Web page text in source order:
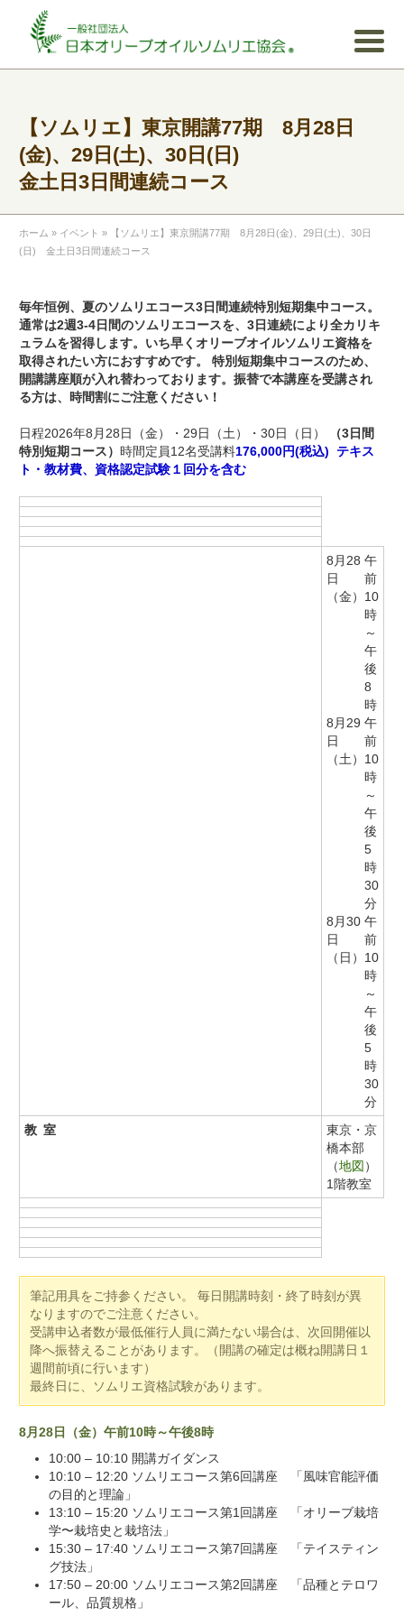
【ソムリエ】東京開講77期 8月28日
(金)、29日(土)、30日(日)
金土日3日間連続コース
ホーム » イベント »
【ソムリエ】東京開講77期 8月28日(金)、29日(土)、30日
(日) 金土日3日間連続コース
毎年恒例、夏のソムリエコース3日間連続特別短期集中コース。
通常は2週3-4日間のソムリエコースを、3日連続により全カリキ
ュラムを習得します。いち早くオリーブオイルソムリエ資格を
取得されたい方におすすめです。
特別短期集中コースのため、
開講講座順が入れ替わっております。振替で本講座を受講され
る方は、時間割にご注意ください ！
日程2026年8月28日（金）・29日（土）・30日（日）
（3日間
特別短期コース）時間定員12名受講料176,000円(税込) テキス
ト・教材費、資格認定試験１回分を含む
8月28
日
（金）
午
前
10
時
～
午
後
8
時
8月29
日
（土）
午
前
10
時
～
午
後
5
時
30
分
8月30
日
（日）
午
前
10
時
～
午
後
5
時
30
分
教室
東京・京
橋本部
（地図 ）
1階教室
筆記用具をご持参ください。 毎日開講時刻・終了時刻が異
なりますのでご注意ください。
受講申込者数が最低催行人員に満たない場合は、次回開催以
降へ振替えることがあります。（開講の確定は概ね開講日１
週間前頃に行います）
最終日に、ソムリエ資格試験があります。
8月28日（金）午前10時～午後8時
10:00 – 10:10 開講ガイダンス
10:10 – 12:20 ソムリエコース第6回講座 「風味官能評価
の目的と理論」
13:10 – 15:20 ソムリエコース第1回講座 「オリーブ栽培
学〜栽培史と栽培法」
15:30 – 17:40 ソムリエコース第7回講座 「テイスティン
グ技法」
17:50 – 20:00 ソムリエコース第2回講座 「品種とテロワ
ール、品質規格」